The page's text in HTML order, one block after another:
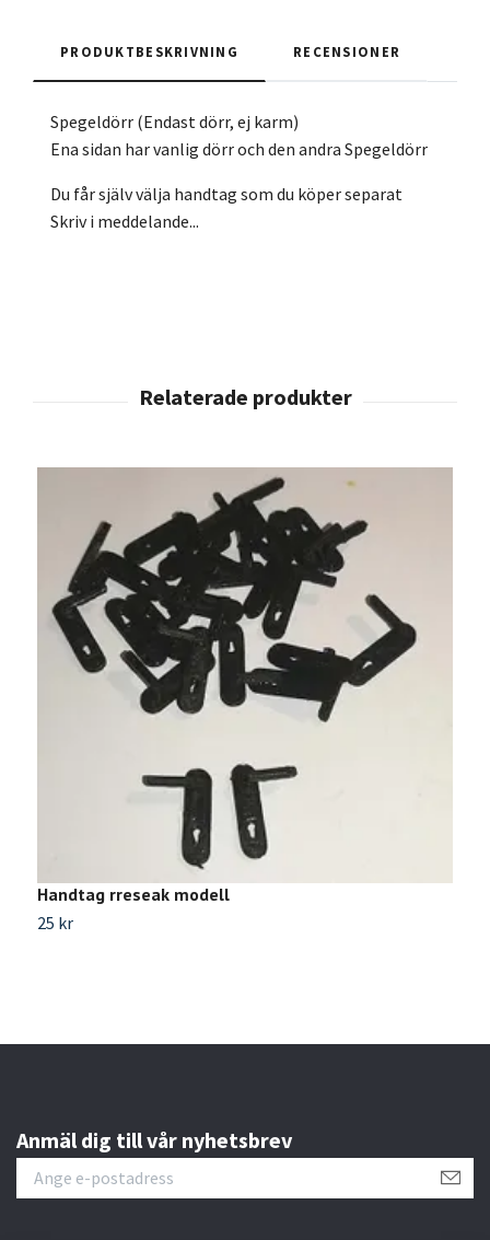
PRODUKTBESKRIVNING RECENSIONER
Spegeldörr (Endast dörr, ej karm)
Ena sidan har vanlig dörr och den andra Spegeldörr
Du får själv välja handtag som du köper separat
Skriv i meddelande...
Handtag rreseak modell
25 kr
Anmäl dig till vår nyhetsbrev